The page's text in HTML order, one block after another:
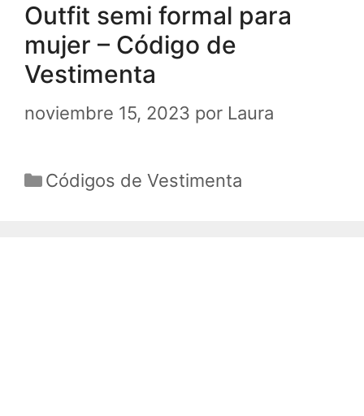
Outfit semi formal para
mujer – Código de
Vestimenta
noviembre 15, 2023 por Laura
Categorías
Códigos de Vestimenta